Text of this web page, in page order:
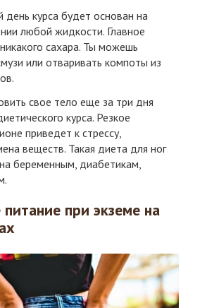
день курса будет основан на
любой жидкости. Главное
сахара. Ты можешь
или отваривать компоты из
свое тело еще за три дня
курса. Резкое
приведет к стрессу,
веществ. Такая диета для ног
беременным, диабетикам,
при экземе на